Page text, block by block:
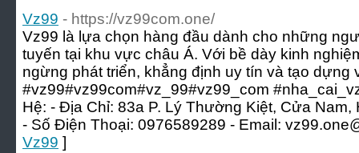
Vz99 - https://vz99com.one/
Vz99 là lựa chọn hàng đầu dành cho những
tuyến tại khu vực châu Á. Với bề dày kinh
ngừng phát triển, khẳng định uy tín và tạo dựng
#vz99#vz99com#vz_99#vz99_com
Hệ: - Địa Chỉ: 83a P. Lý Thường Kiệt, Cửa Nam,
- Số Điện Thoại: 0976589289 - Email:
Vz99 ]